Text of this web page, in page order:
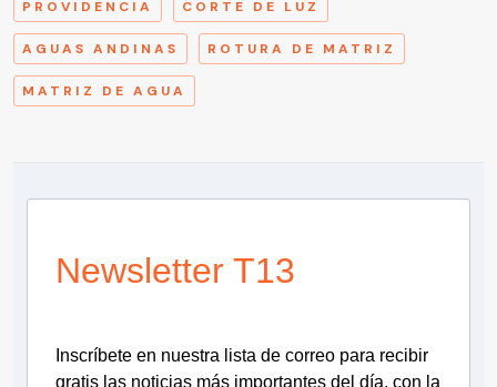
PROVIDENCIA CORTE DE LUZ
AGUAS ANDINAS ROTURA DE MATRIZ
MATRIZ DE AGUA
Newsletter T13
Inscríbete en nuestra lista de correo para recibir
gratis las noticias más importantes del día, con la